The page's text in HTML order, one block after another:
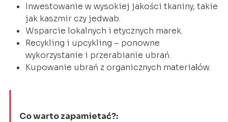
Inwestowanie w wysokiej jakości tkaniny, takie
jak kaszmir czy jedwab.
Wsparcie lokalnych i etycznych marek.
Recykling i upcykling – ponowne
wykorzystanie i przerabianie ubrań.
Kupowanie ubrań z organicznych materiałów.
Co warto zapamietać?: